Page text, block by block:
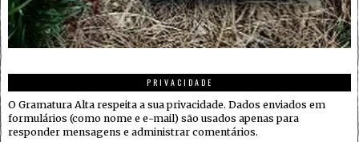
PRIVACIDADE
O Gramatura Alta respeita a sua privacidade. Dados enviados em
formulários (como nome e e-mail) são usados apenas para
responder mensagens e administrar comentários.